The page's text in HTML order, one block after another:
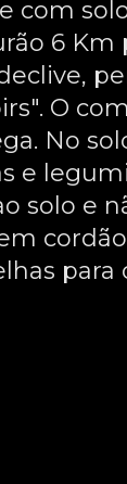
com
6 Km
O
No
e
solo e